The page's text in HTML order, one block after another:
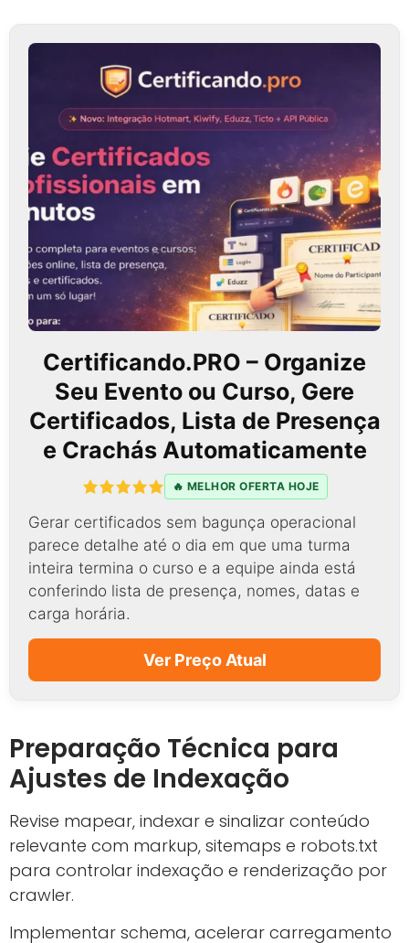
Certificando.PRO – Organize
Seu Evento ou Curso, Gere
Certificados, Lista de Presença
e Crachás Automaticamente
🔥 MELHOR OFERTA HOJE
Gerar certificados sem bagunça operacional
parece detalhe até o dia em que uma turma
inteira termina o curso e a equipe ainda está
conferindo lista de presença, nomes, datas e
carga horária.
Ver Preço Atual
Preparação Técnica para
Ajustes de Indexação
Revise mapear, indexar e sinalizar conteúdo
relevante com markup, sitemaps e robots.txt
para controlar indexação e renderização por
crawler.
Implementar schema, acelerar carregamento